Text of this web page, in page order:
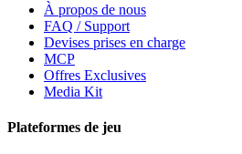
À propos de nous
FAQ / Support
Devises prises en charge
MCP
Offres Exclusives
Media Kit
Plateformes de jeu